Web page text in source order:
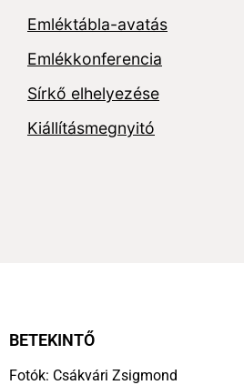
Emléktábla-avatás
Emlékkonferencia
Sírkő elhelyezése
Kiállításmegnyitó
BETEKINTŐ
Fotók: Csákvári Zsigmond